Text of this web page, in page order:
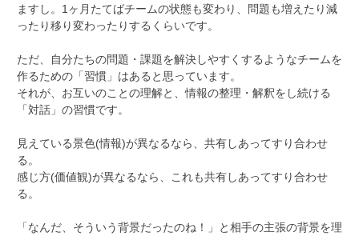
ますし。1ヶ月たてばチームの状態も変わり、問題も増えたり減
ったり移り変わったりするくらいです。
ただ、自分たちの問題・課題を解決しやすくするようなチームを
作るための「習慣」はあると思っています。
それが、お互いのことの理解と、情報の整理・解釈をし続ける
「対話」の習慣です。
見えている景色(情報)が異なるなら、共有しあってすり合わせ
る。
感じ方(価値観)が異なるなら、これも共有しあってすり合わせ
る。
「なんだ、そういう背景だったのね！」と相手の主張の背景を理